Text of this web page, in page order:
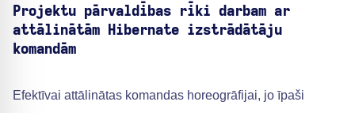
Projektu pārvaldības rīki darbam ar
attālinātām Hibernate izstrādātāju
komandām
Efektīvai attālinātas komandas horeogrāfijai, jo īpaši